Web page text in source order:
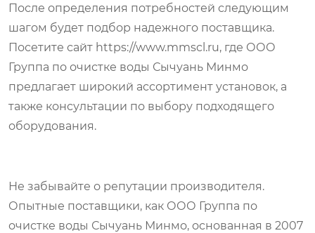
После определения потребностей следующим
шагом будет подбор надежного поставщика.
Посетите сайт https://www.mmscl.ru, где ООО
Группа по очистке воды Сычуань Минмо
предлагает широкий ассортимент установок, а
также консультации по выбору подходящего
оборудования.
Не забывайте о репутации производителя.
Опытные поставщики, как ООО Группа по
очистке воды Сычуань Минмо, основанная в 2007